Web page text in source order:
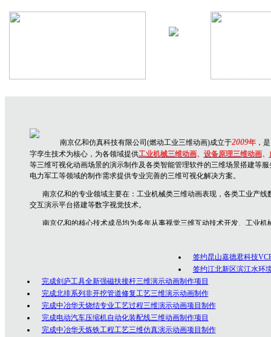
南京亿和仿真科技有限公司(燃动工业三维动画)成立于2009年，
字孪生技术为核心，为各领域提供工业机械三维动画、 设备原理三维动画、
等三维可视化动画场景的演示制作及各类智能管理软件的三维场景搭建等
电力军工等领域的制作需求提供专业完善的三维可视化解决方案。
南京亿和的专业领域主要在： 工业机械类三维动画表现，各类工业产线
交互演示平台搭建等数字视觉技术。
南京亿和的核心技术成员均为多年从事视觉三维互动技术开发、工业
公司坚持以创意为核心的客户服务价值，秉承以专业技术为先导，以诚
签约昆山嘉德君科技
签约江北新区滨江水环
完成剑庐工具全新强磁扶接杆三维演示动画制作项目
完成北排系列非开挖管道修复工艺三维演示动画制作
完成中冶华天烧结专业工艺过程三维演示动画项目制作
完成电动汽车压缩机自动化装配线三维动画制作项目
完成中冶华天炼铁工程工艺三维仿真演示动画项目制作